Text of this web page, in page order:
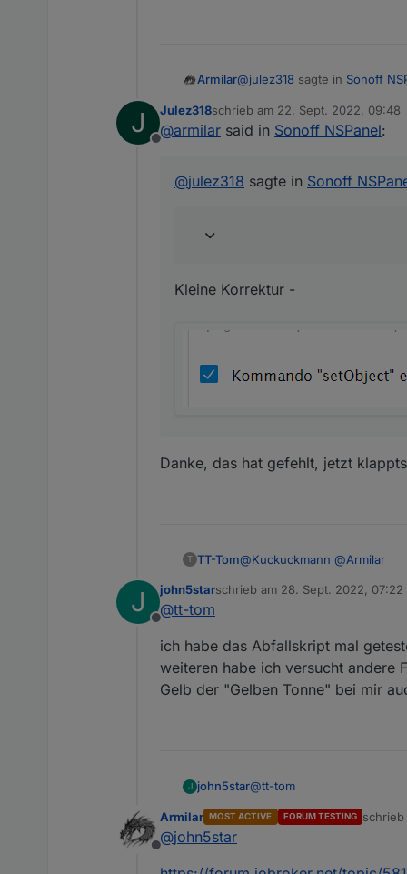
Armilar@julez318 sagte in Sonoff
@Armilar
Muss ich hier für
J
Offline
Julez318schrieb am 22. Sept. 2022, 09:48
zuletzt editiert von
@armilar said in Sonoff NSPanel:
@julez318 sagte in Sonoff
Kleine Korrektur -
Danke, das hat gefehlt, jetzt
T TT-Tom@Kuckuckmann @Armilar
Hi,
müssen die Werte/
es funktioniert kommt es
Spoiler
J
Offline
john5starschrieb am 28. Sept. 2022, 07:22
zuletzt editiert von
@tt-tom
ich habe das Abfallskript mal
weiteren habe ich versucht andere
Gelb der "Gelben Tonne" bei mir
J john5star@tt-tom
ich habe das Abfallskript
habe ich versucht andere
"Gelben Tonne" bei mir
Offline
Armilar MOST ACTIVE FORUM TESTING schrieb
zuletzt
@john5star